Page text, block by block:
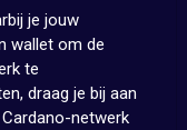
je jouw
wallet om de
te
draag je bij aan
netwerk